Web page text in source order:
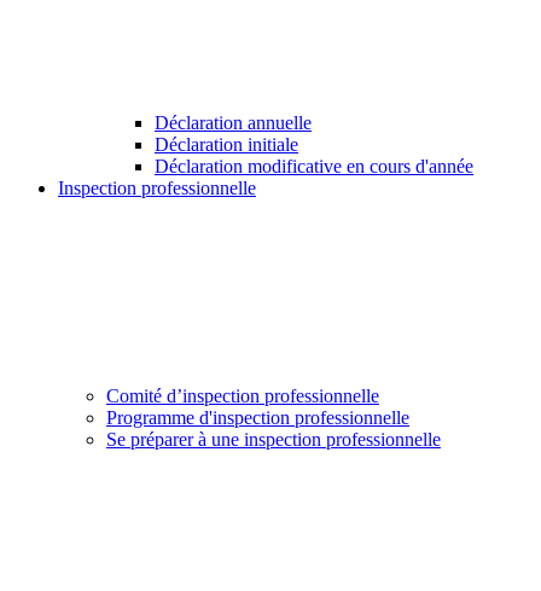
Déclaration annuelle
Déclaration initiale
Déclaration modificative en cours d'année
Inspection professionnelle
Comité d’inspection professionnelle
Programme d'inspection professionnelle
Se préparer à une inspection professionnelle